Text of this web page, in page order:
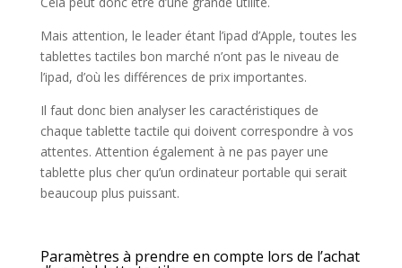
Mais attention, le leader étant l’ipad d’Apple, toutes les
tablettes tactiles bon marché n’ont pas le niveau de
l’ipad, d’où les différences de prix importantes.
Il faut donc bien analyser les caractéristiques de
chaque tablette tactile qui doivent correspondre à vos
attentes. Attention également à ne pas payer une
tablette plus cher qu’un ordinateur portable qui serait
beaucoup plus puissant.
Paramètres à prendre en compte lors de l’achat